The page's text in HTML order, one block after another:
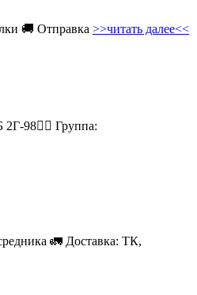
🚚 Отправка >>читать далее<<
98👉🏻 Группа:
🚛 Доставка: ТК,